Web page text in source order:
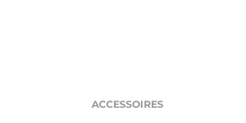
ACCESSOIRES